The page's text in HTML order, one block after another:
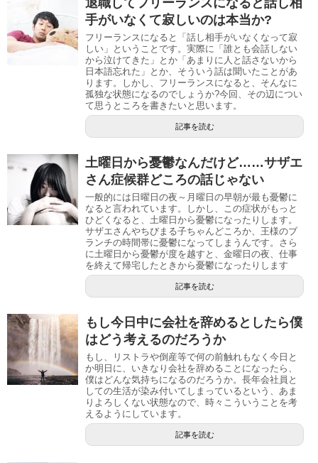
退職してフリーランスになると話し相
手がいなくて寂しいのは本当か?
フリーランスになると「話し相手がいなくなって寂
しい」ということです。実際に「誰とも会話しない
から泣けてきた」とか「あまりに人と話さないから
日本語忘れた」とか、そういう話は聞いたことがあ
ります。しかし、フリーランスになると、そんなに
孤独な状態になるのでしょうか?今回、その辺につい
て思うところを書きたいと思います。
記事を読む
土曜日から憂鬱なんだけど……サザエ
さん症候群どころの話じゃない
一般的には日曜日の夜～月曜日の早朝が最も憂鬱に
なると言われています。しかし、この症状がもっと
ひどくなると、土曜日から憂鬱になったりします。
サザエさんやちびまる子ちゃんどころか、王様のブ
ランチの時間帯に憂鬱になってしまうんです。さら
に土曜日から憂鬱が度を越すと、金曜日の夜、仕事
を終えて帰宅したときから憂鬱になったりします
記事を読む
もし今日中に会社を辞めるとしたら僕
はどう考えるのだろうか
もし、リストラや倒産等で何の前触れもなく今日と
か明日に、いきなり会社を辞めることになったら、
僕はどんな気持ちになるのだろうか。長年会社員と
しての生活が染み付いてしまっているという、あま
りよろしくない状態なので、時々こういうことを考
えるようにしています。
記事を読む